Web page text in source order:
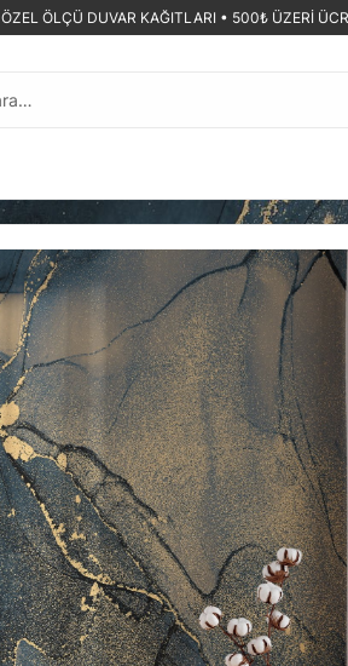
ÖZEL ÖLÇÜ DUVAR KAĞITLARI • 500₺ ÜZERİ